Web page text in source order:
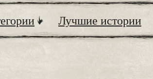
Лучшие истории